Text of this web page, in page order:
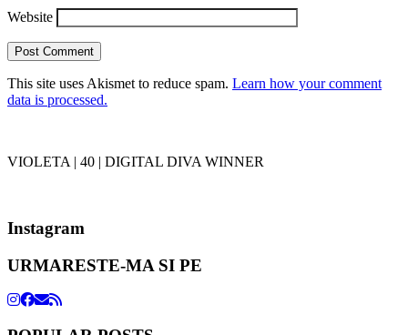
Website
This site uses Akismet to reduce spam. Learn how your comment
data is processed.
VIOLETA | 40 | DIGITAL DIVA WINNER
Instagram
URMARESTE-MA SI PE